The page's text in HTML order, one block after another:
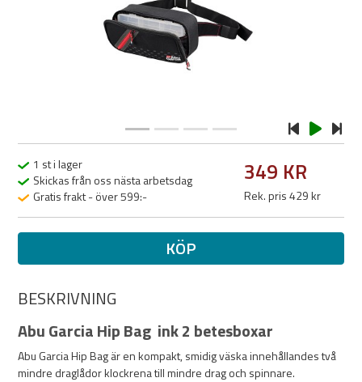
1 st i lager
Skickas från oss nästa arbetsdag
Gratis frakt - över 599:-
349 KR
Rek. pris 429 kr
KÖP
BESKRIVNING
Abu Garcia Hip Bag ink 2 betesboxar
Abu Garcia Hip Bag är en kompakt, smidig väska innehållandes två
mindre draglådor klockrena till mindre drag och spinnare.